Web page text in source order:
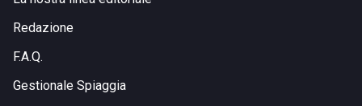
Redazione
F.A.Q.
Gestionale Spiaggia